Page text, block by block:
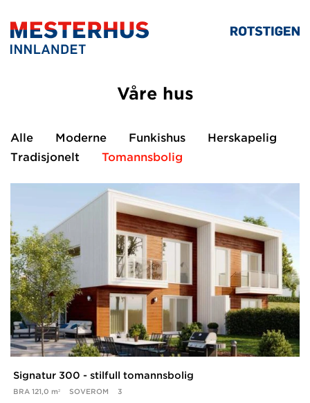
Våre hus
Alle Moderne Funkishus
Herskapelig
Tradisjonelt
Tomannsbolig
Signatur 300 - stilfull tomannsbolig
BRA 121,0 m² SOVEROM 3